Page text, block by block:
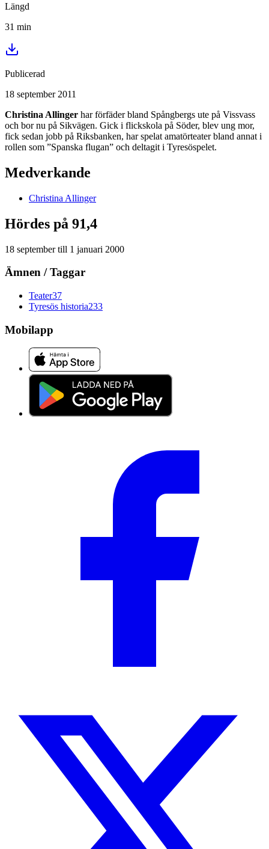
Längd
31 min
Publicerad
18 september 2011
Christina Allinger har förfäder bland Spångbergs ute på Vissvass
och bor nu på Sikvägen. Gick i flickskola på Söder, blev ung mor,
fick sedan jobb på Riksbanken, har spelat amatörteater bland annat i
rollen som ”Spanska flugan” och deltagit i Tyresöspelet.
Medverkande
Christina Allinger
Hördes på 91,4
18 septembertill 1 januari 2000
Ämnen / Taggar
Teater37
Tyresös historia233
Mobilapp